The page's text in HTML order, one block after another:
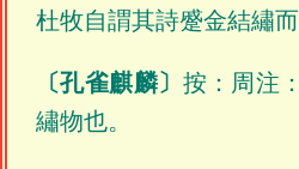
杜牧自謂其詩蹙金結繡而
〔孔雀麒麟〕 按：周注
繡物也。